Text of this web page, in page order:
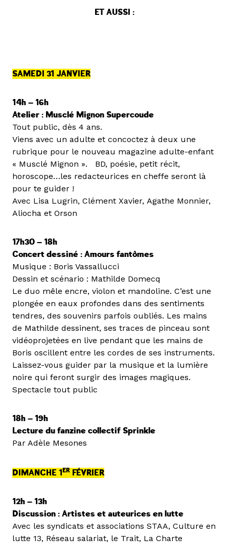
ET AUSSI :
SAMEDI 31 JANVIER
14h — 16h
Atelier : Musclé Mignon Supercoude
Tout public, dès 4 ans.
Viens avec un adulte et concoctez à deux une
rubrique pour le nouveau magazine adulte-enfant
« Musclé Mignon ». BD, poésie, petit récit,
horoscope…les redacteurices en cheffe seront là
pour te guider !
Avec Lisa Lugrin, Clément Xavier, Agathe Monnier,
Aliocha et Orson
17h30 — 18h
Concert dessiné : Amours fantômes
Musique : Boris Vassallucci
Dessin et scénario : Mathilde Domecq
Le duo mêle encre, violon et mandoline. C’est une
plongée en eaux profondes dans des sentiments
tendres, des souvenirs parfois oubliés. Les mains
de Mathilde dessinent, ses traces de pinceau sont
vidéoprojetées en live pendant que les mains de
Boris oscillent entre les cordes de ses instruments.
Laissez-vous guider par la musique et la lumière
noire qui feront surgir des images magiques.
Spectacle tout public
18h — 19h
Lecture du fanzine collectif Sprinkle
Par Adèle Mesones
DIMANCHE 1ER FÉVRIER
12h — 13h
Discussion : Artistes et auteurices en lutte
Avec les syndicats et associations STAA, Culture en
lutte 13, Réseau salariat, le Trait, La Charte